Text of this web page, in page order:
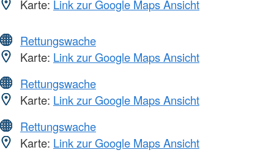
Karte: Link zur Google Maps Ansicht
Rettungswache
Karte: Link zur Google Maps Ansicht
Rettungswache
Karte: Link zur Google Maps Ansicht
Rettungswache
Karte: Link zur Google Maps Ansicht